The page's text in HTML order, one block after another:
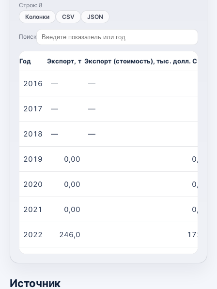
Строк: 8
Колонки
CSV JSON
Поиск
Год Экспорт, т Экспорт (стоимость), тыс. долл. США
2016 — —
2017 — —
2018 — —
2019 0,00 0,00
2020 0,00 0,00
2021 0,00 0,00
2022 246,0 172,0
101,0
Источник